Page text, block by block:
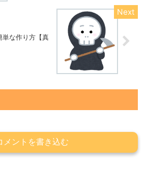
単な作り方【真
メントを書き込む